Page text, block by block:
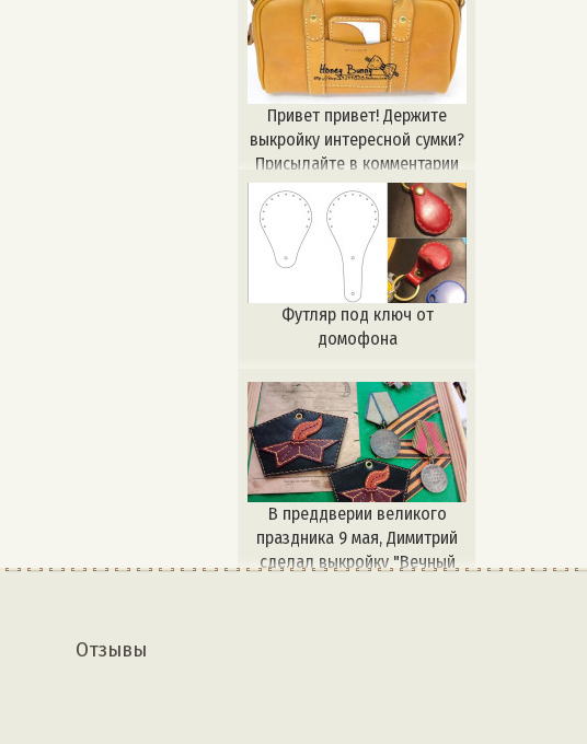
Привет привет! Держите
выкройку интересной сумки?
Присылайте в комментарии
свои работы, кто повторит ?
Футляр под ключ от
домофона
В преддверии великого
праздника 9 мая, Димитрий
сделал выкройку "Вечный
Отзывы